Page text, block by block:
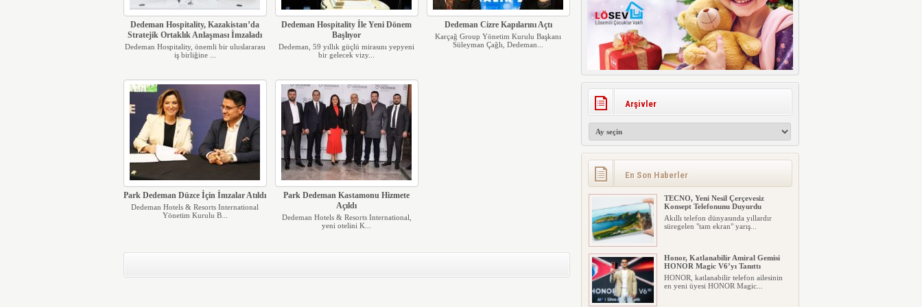
Dedeman Hospitality, Kazakistan’da
Stratejik Ortaklık Anlaşması İmzaladı
Dedeman Hospitality, önemli bir uluslararası
iş birliğine ...
Dedeman Hospitality İle Yeni Dönem
Başlıyor
Dedeman, 59 yıllık güçlü mirasını yepyeni
bir gelecek vizy...
Dedeman Cizre Kapılarını Açtı
Karçağ Group Yönetim Kurulu Başkanı
Süleyman Çağlı, Dedeman...
Park Dedeman Düzce İçin İmzalar Atıldı
Dedeman Hotels & Resorts International
Yönetim Kurulu B...
Park Dedeman Kastamonu Hizmete
Açıldı
Dedeman Hotels & Resorts International,
yeni otelini K...
Arşivler
En Son Haberler
TECNO, Yeni Nesil Çerçevesiz
Konsept Telefonunu Duyurdu
Akıllı telefon dünyasında yıllardır
süregelen "tam ekran" yarış...
Honor, Katlanabilir Amiral Gemisi
HONOR Magic V6’yı Tanıttı
HONOR, katlanabilir telefon ailesinin
en yeni üyesi HONOR Magic...